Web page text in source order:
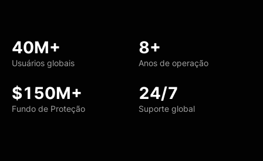
40M+
Usuários globais
8+
Anos de operação
$150M+
Fundo de Proteção
24/7
Suporte global